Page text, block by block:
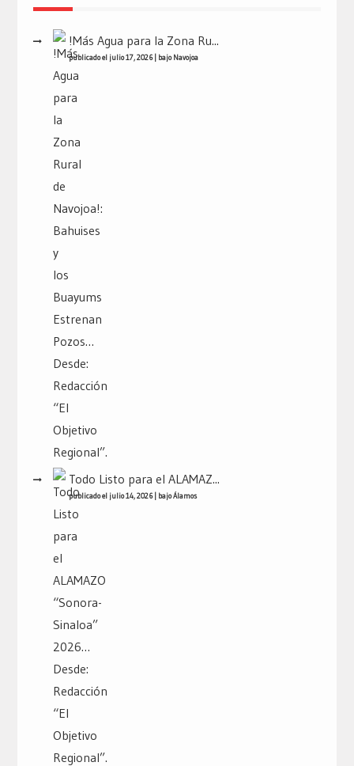
!Más Agua para la Zona Ru...
publicado el julio 17, 2026| bajoNavojoa
Todo Listo para el ALAMAZ...
publicado el julio 14, 2026| bajoÁlamos